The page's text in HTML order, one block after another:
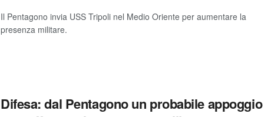
Il Pentagono invia USS Tripoli nel Medio Oriente per aumentare la
presenza militare.
Difesa: dal Pentagono un probabile appoggio